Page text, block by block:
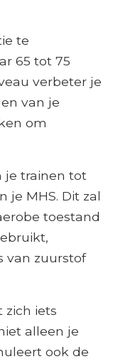
te
65 tot 75
verbeter je
van je
om
je trainen tot
je MHS. Dit zal
toestand
van zuurstof
zich iets
alleen je
ook de